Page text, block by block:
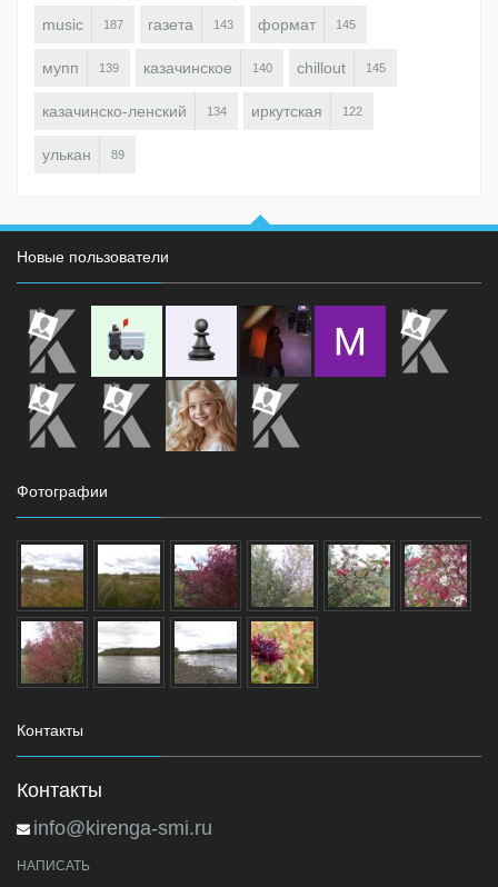
music 187 газета 143 формат 145
мупп 139 казачинское 140 chillout 145
казачинско-ленский 134 иркутская 122
улькан 89
Новые пользователи
Фотографии
Контакты
Контакты
info@kirenga-smi.ru
НАПИСАТЬ